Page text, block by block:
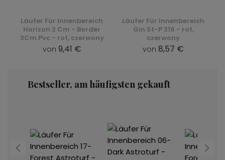
Läufer Für Innenbereich
Horizon 2 Cm - Border
3Cm Pvc - rot, czerwony
von 9,41 €
Läufer Für Innenbereich
Gin St-P 316 - rot,
czerwony
von 8,57 €
Bestseller, am häufigsten gekauft